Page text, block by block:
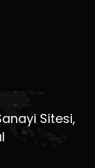
Sitesi,